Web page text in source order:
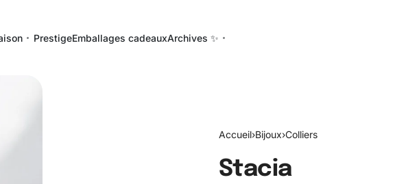
PrestigeEmballages cadeauxArchives ✨
Accueil›Bijoux›Colliers
Stacia